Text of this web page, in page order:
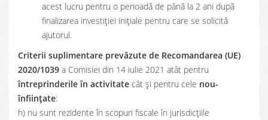
acest lucru pentru o perioadă de până la 2 ani după
finalizarea investiției inițiale pentru care se solicită
ajutorul.
Criterii suplimentare prevăzute de Recomandarea (UE)
2020/1039 a Comisiei din 14 iulie 2021 atât pentru
întreprinderile în activitate cât și pentru cele nou-
înfiinţate:
h) nu sunt rezidente în scopuri fiscale în jurisdicțiile